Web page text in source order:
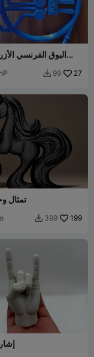
البوق الفرنسي
 99 27
تمثال
 399 199